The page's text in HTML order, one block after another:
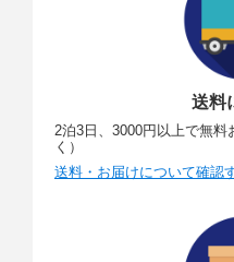
送料
2泊3日、3000円以上で無
く）
送料・お届けについて確認